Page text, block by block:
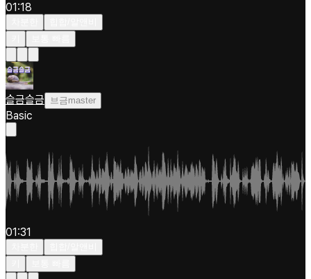
01:18
슬금슬금 브금master
Basic
01:31